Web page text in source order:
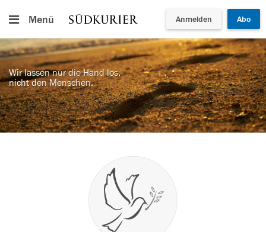
Menü Anmelden Abo
Wir lassen nur die Hand los,
nicht den Menschen.